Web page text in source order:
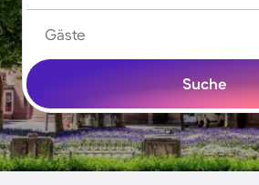
Gäste
Suche